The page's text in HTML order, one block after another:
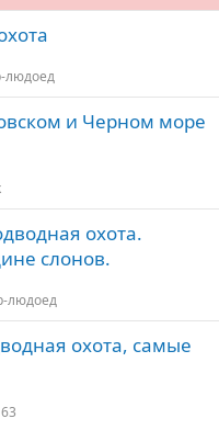
ы е
н
людоед
и Черном море
охота.
слонов.
людоед
охота, самые